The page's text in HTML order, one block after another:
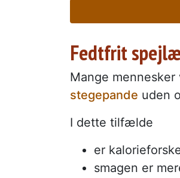
Fedtfrit
Mange
stegepande uden
I dette tilfælde
er
smagen er